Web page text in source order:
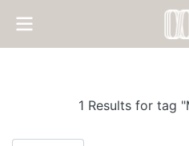
1 Results for tag